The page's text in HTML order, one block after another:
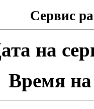
Сервис
на
Время на